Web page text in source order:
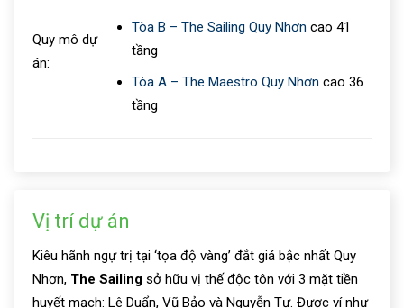
Quy mô dự
án:
Tòa B – The Sailing Quy Nhơn cao 41
tầng
Tòa A – The Maestro Quy Nhơn cao 36
tầng
Vị trí dự án
Kiêu hãnh ngự trị tại ‘tọa độ vàng’ đắt giá bậc nhất Quy
Nhơn, The Sailing sở hữu vị thế độc tôn với 3 mặt tiền
huyết mạch: Lê Duẩn, Vũ Bảo và Nguyễn Tư. Được ví như